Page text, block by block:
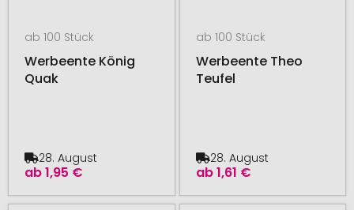
ab 100 Stück
Werbeente König
Quak
ab1,95 €
28. August
ab 100 Stück
Werbeente Theo
Teufel
ab1,61 €
28. August